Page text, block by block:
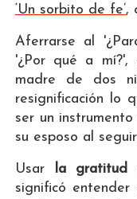
‘Un sorbito de fe’,
Aferrarse al
'¿Por qué a
madre de dos
resignificación lo
ser un
su esposo al
Usar la gratitud
significó